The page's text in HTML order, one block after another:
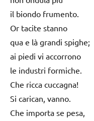
il biondo frumento.
Or tacite stanno
qua e là grandi spighe;
ai piedi vi accorrono
le industri formiche.
Che ricca cuccagna!
Si carican, vanno.
Che importa se pesa,